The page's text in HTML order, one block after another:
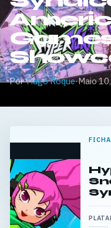
PorTiago Roque·Maio